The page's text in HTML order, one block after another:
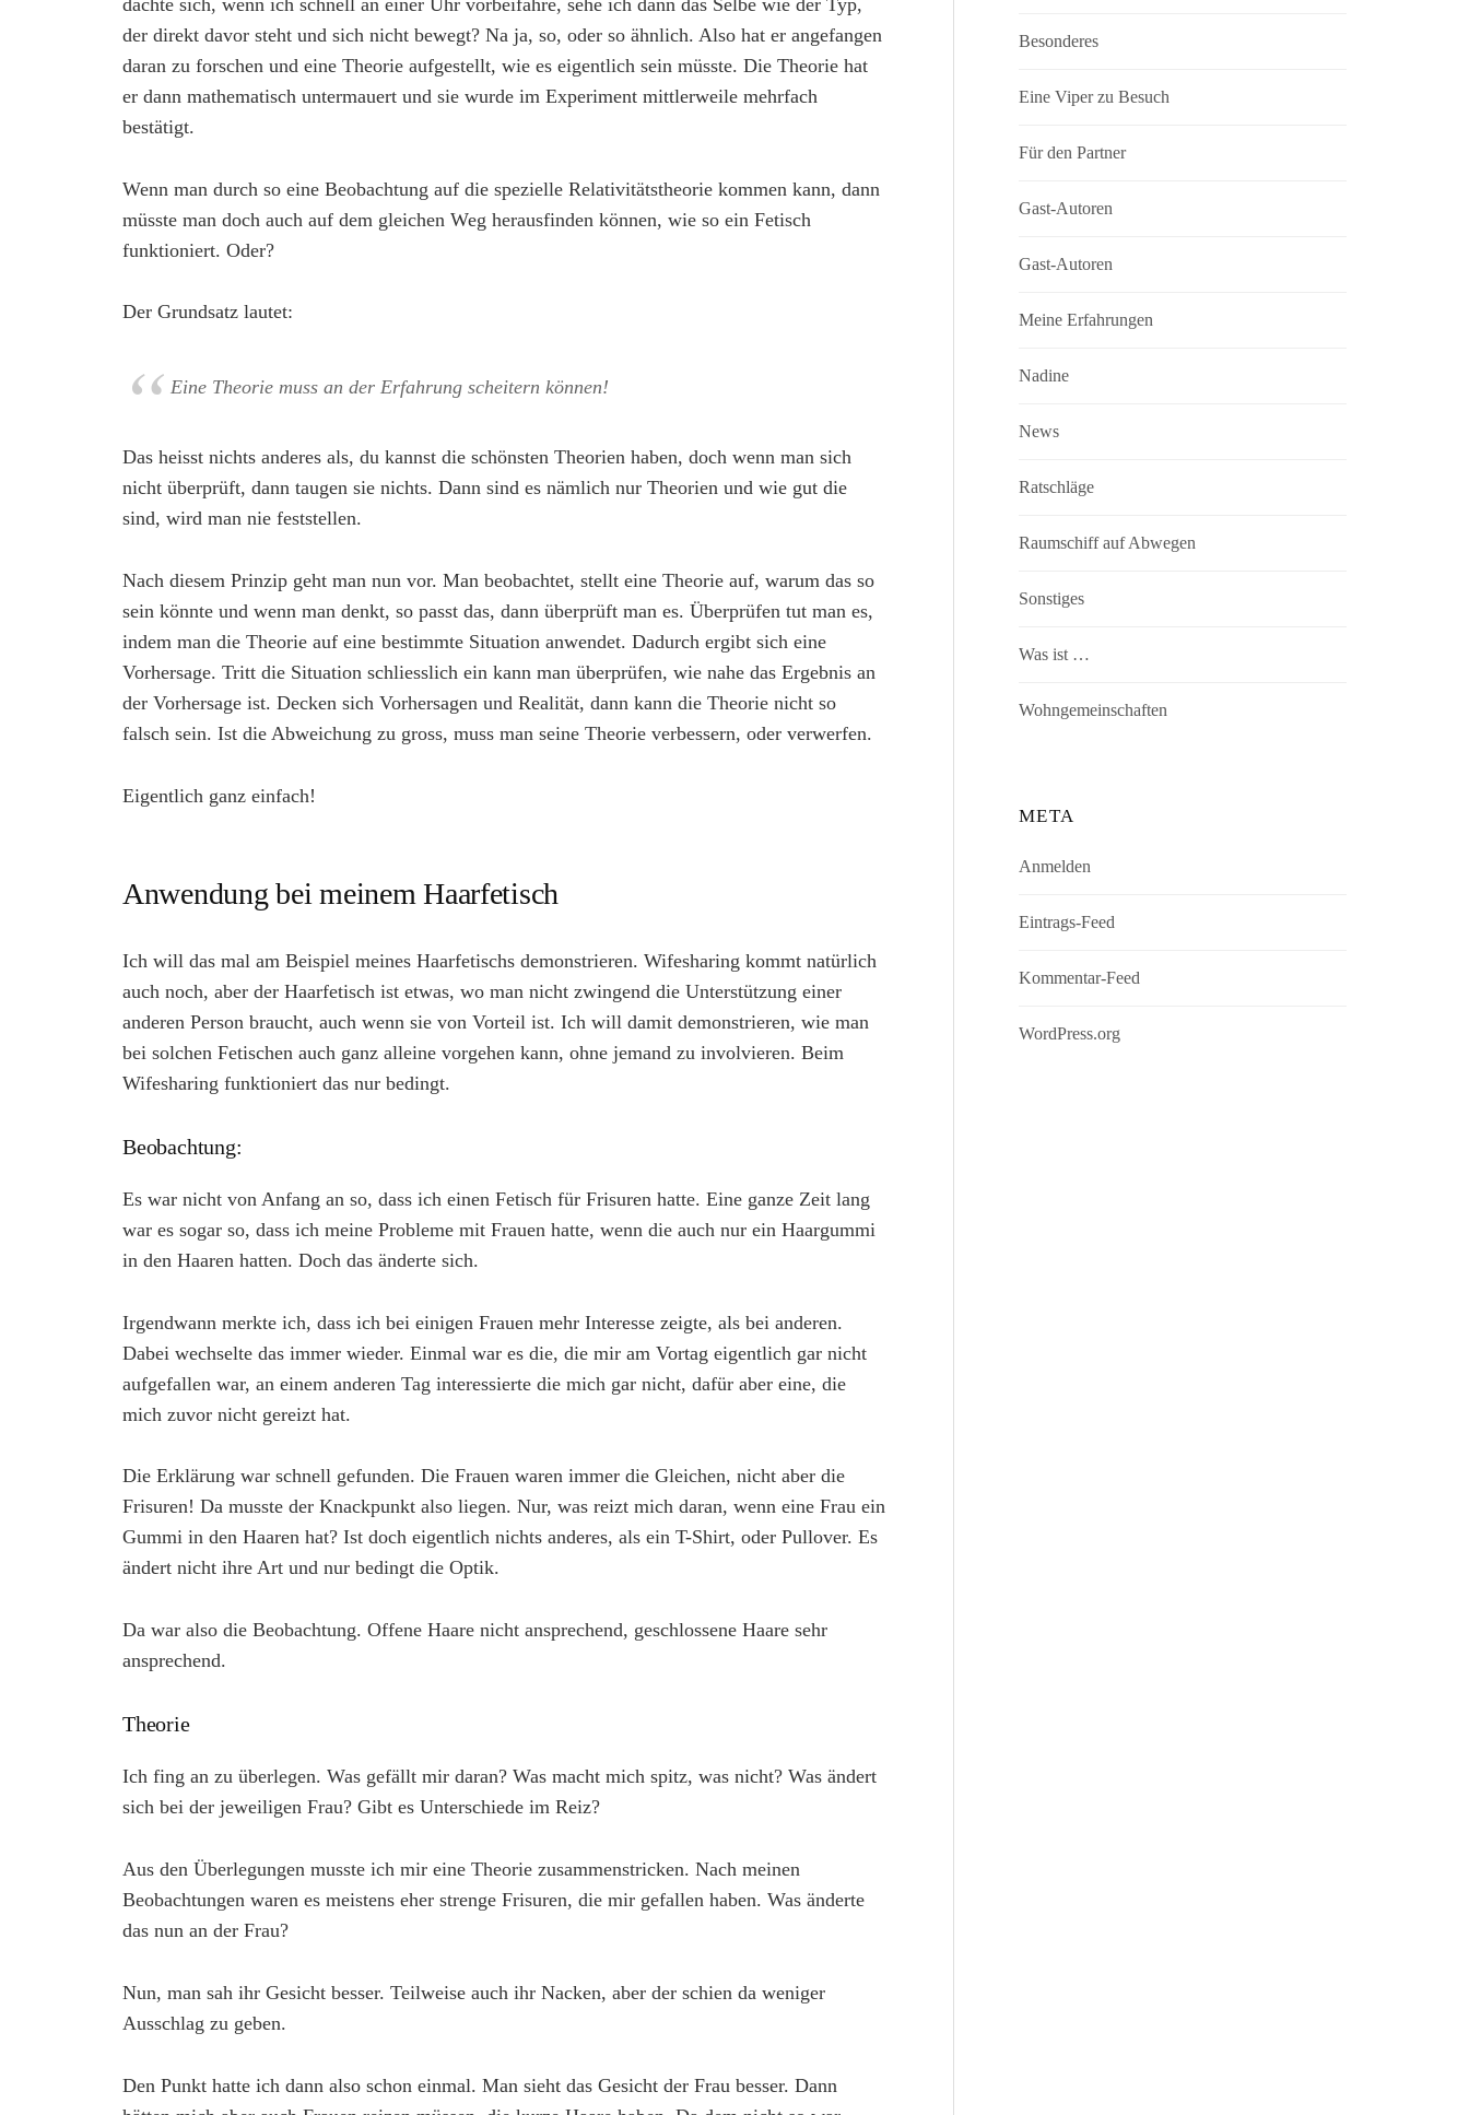
der direkt davor steht und sich nicht bewegt? Na ja, so, oder so ähnlich. Also hat er angefangen
daran zu forschen und eine Theorie aufgestellt, wie es eigentlich sein müsste. Die Theorie hat
er dann mathematisch untermauert und sie wurde im Experiment mittlerweile mehrfach
bestätigt.
Wenn man durch so eine Beobachtung auf die spezielle Relativitätstheorie kommen kann, dann
müsste man doch auch auf dem gleichen Weg herausfinden können, wie so ein Fetisch
funktioniert. Oder?
Der Grundsatz lautet:
Eine Theorie muss an der Erfahrung scheitern können!
Das heisst nichts anderes als, du kannst die schönsten Theorien haben, doch wenn man sich
nicht überprüft, dann taugen sie nichts. Dann sind es nämlich nur Theorien und wie gut die
sind, wird man nie feststellen.
Nach diesem Prinzip geht man nun vor. Man beobachtet, stellt eine Theorie auf, warum das so
sein könnte und wenn man denkt, so passt das, dann überprüft man es. Überprüfen tut man es,
indem man die Theorie auf eine bestimmte Situation anwendet. Dadurch ergibt sich eine
Vorhersage. Tritt die Situation schliesslich ein kann man überprüfen, wie nahe das Ergebnis an
der Vorhersage ist. Decken sich Vorhersagen und Realität, dann kann die Theorie nicht so
falsch sein. Ist die Abweichung zu gross, muss man seine Theorie verbessern, oder verwerfen.
Eigentlich ganz einfach!
Anwendung bei meinem Haarfetisch
Ich will das mal am Beispiel meines Haarfetischs demonstrieren. Wifesharing kommt natürlich
auch noch, aber der Haarfetisch ist etwas, wo man nicht zwingend die Unterstützung einer
anderen Person braucht, auch wenn sie von Vorteil ist. Ich will damit demonstrieren, wie man
bei solchen Fetischen auch ganz alleine vorgehen kann, ohne jemand zu involvieren. Beim
Wifesharing funktioniert das nur bedingt.
Beobachtung:
Es war nicht von Anfang an so, dass ich einen Fetisch für Frisuren hatte. Eine ganze Zeit lang
war es sogar so, dass ich meine Probleme mit Frauen hatte, wenn die auch nur ein Haargummi
in den Haaren hatten. Doch das änderte sich.
Irgendwann merkte ich, dass ich bei einigen Frauen mehr Interesse zeigte, als bei anderen.
Dabei wechselte das immer wieder. Einmal war es die, die mir am Vortag eigentlich gar nicht
aufgefallen war, an einem anderen Tag interessierte die mich gar nicht, dafür aber eine, die
mich zuvor nicht gereizt hat.
Die Erklärung war schnell gefunden. Die Frauen waren immer die Gleichen, nicht aber die
Frisuren! Da musste der Knackpunkt also liegen. Nur, was reizt mich daran, wenn eine Frau ein
Gummi in den Haaren hat? Ist doch eigentlich nichts anderes, als ein T-Shirt, oder Pullover. Es
ändert nicht ihre Art und nur bedingt die Optik.
Da war also die Beobachtung. Offene Haare nicht ansprechend, geschlossene Haare sehr
ansprechend.
Theorie
Ich fing an zu überlegen. Was gefällt mir daran? Was macht mich spitz, was nicht? Was ändert
sich bei der jeweiligen Frau? Gibt es Unterschiede im Reiz?
Aus den Überlegungen musste ich mir eine Theorie zusammenstricken. Nach meinen
Beobachtungen waren es meistens eher strenge Frisuren, die mir gefallen haben. Was änderte
das nun an der Frau?
Nun, man sah ihr Gesicht besser. Teilweise auch ihr Nacken, aber der schien da weniger
Ausschlag zu geben.
Den Punkt hatte ich dann also schon einmal. Man sieht das Gesicht der Frau besser. Dann
Besonderes
Eine Viper zu Besuch
Für den Partner
Gast-Autoren
Gast-Autoren
Meine Erfahrungen
Nadine
News
Ratschläge
Raumschiff auf Abwegen
Sonstiges
Was ist …
Wohngemeinschaften
META
Anmelden
Eintrags-Feed
Kommentar-Feed
WordPress.org